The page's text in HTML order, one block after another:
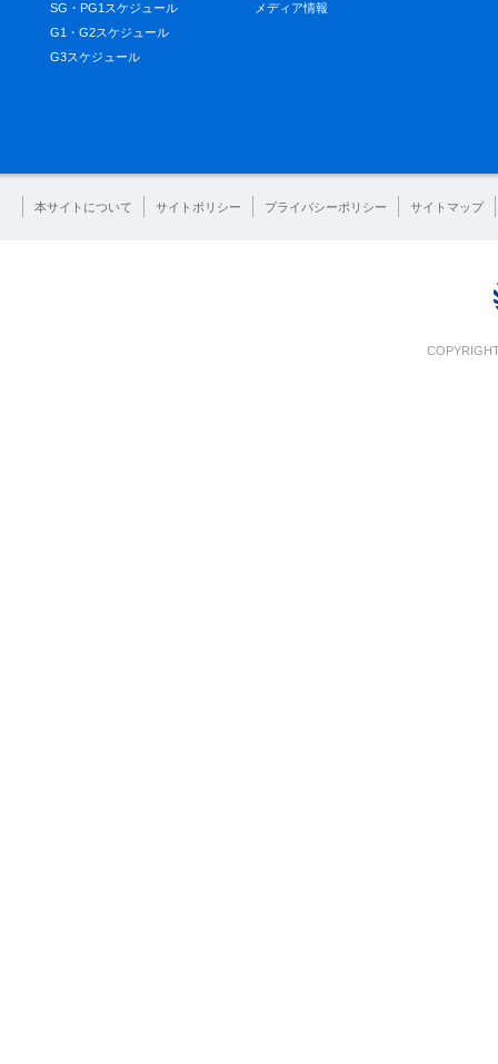
SG・PG1スケジュール
G1・G2スケジュール
G3スケジュール
メディア情報
本サイトについて サイトポリシー プライバシーポリシー サイトマップ